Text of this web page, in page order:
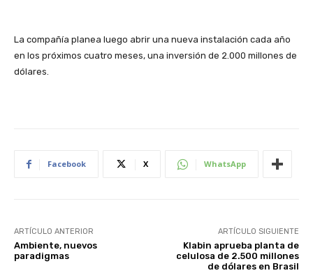
La compañía planea luego abrir una nueva instalación cada año
en los próximos cuatro meses, una inversión de 2.000 millones de
dólares.
Facebook X WhatsApp
ARTÍCULO ANTERIOR
Ambiente, nuevos
paradigmas
ARTÍCULO SIGUIENTE
Klabin aprueba planta de
celulosa de 2.500 millones
de dólares en Brasil